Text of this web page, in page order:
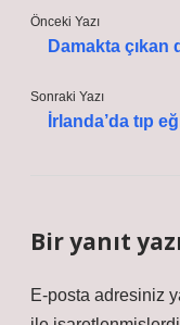
Önceki Yazı
Damakta çıkan
Sonraki Yazı
İrlanda’da tıp
Bir yanıt
E-posta adresiniz